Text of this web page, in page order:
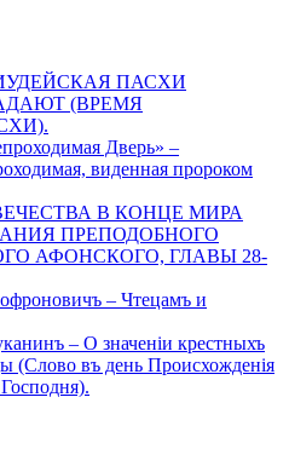
ПАСХИ
(ВРЕМЯ
Дверь» –
виденная пророком
В КОНЦЕ МИРА
ПРЕПОДОБНОГО
АФОНСКОГО, ГЛАВЫ 28-
– Чтецамъ и
– О значеніи крестныхъ
(Слово въ день Происхожденія